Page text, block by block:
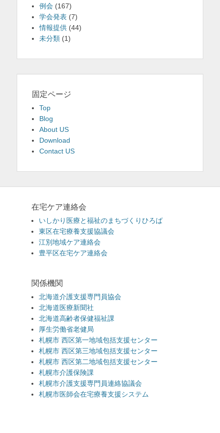
例会 (167)
学会発表 (7)
情報提供 (44)
未分類 (1)
固定ページ
Top
Blog
About US
Download
Contact US
在宅ケア連絡会
いしかり医療と福祉のまちづくりひろば
東区在宅療養支援協議会
江別地域ケア連絡会
豊平区在宅ケア連絡会
関係機関
北海道介護支援専門員協会
北海道医療新聞社
北海道高齢者保健福祉課
厚生労働省老健局
札幌市 西区第一地域包括支援センター
札幌市 西区第三地域包括支援センター
札幌市 西区第二地域包括支援センター
札幌市介護保険課
札幌市介護支援専門員連絡協議会
札幌市医師会在宅療養支援システム